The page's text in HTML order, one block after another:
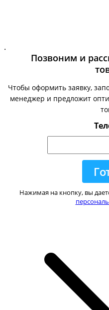
.
Позвоним и
Чтобы оформить заявку,
менеджер и предложит
Нажимая на кнопку, вы